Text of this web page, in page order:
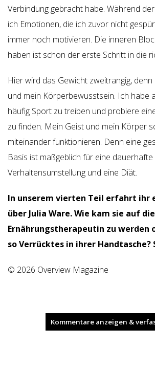
Verbindung gebracht habe. Während
ich Emotionen, die ich zuvor nicht
immer noch motivieren. Die inneren
haben ist schon der erste Schritt in die
Hier wird das Gewicht zweitrangig,
und mein Körperbewusstsein. Ich habe
häufig Sport zu treiben und probiere
zu finden. Mein Geist und mein Körper
miteinander funktionieren. Denn eine
Basis ist maßgeblich für eine dauerhafte
Verhaltensumstellung und eine Diät.
In unserem vierten Teil erfahrt ihr
über Julia Ware. Wie kam sie auf
Ernährungstherapeutin zu werden
so Verrücktes in ihrer Handtasche?
© 2026 Overview Magazine
Kommentare anzeigen &